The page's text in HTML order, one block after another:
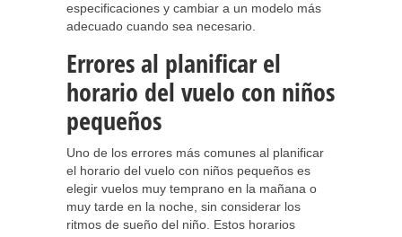
especificaciones y cambiar a un modelo más
adecuado cuando sea necesario.
Errores al planificar el
horario del vuelo con niños
pequeños
Uno de los errores más comunes al planificar
el horario del vuelo con niños pequeños es
elegir vuelos muy temprano en la mañana o
muy tarde en la noche, sin considerar los
ritmos de sueño del niño. Estos horarios